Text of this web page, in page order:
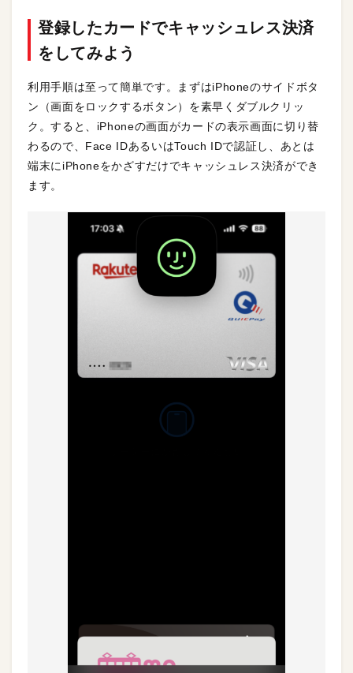
登録したカードでキャッシュレス決済
をしてみよう
利用手順は至って簡単です。まずはiPhoneのサイドボタ
ン（画面をロックするボタン）を素早くダブルクリッ
ク。すると、iPhoneの画面がカードの表示画面に切り替
わるので、Face IDあるいはTouch IDで認証し、あとは
端末にiPhoneをかざすだけでキャッシュレス決済ができ
ます。